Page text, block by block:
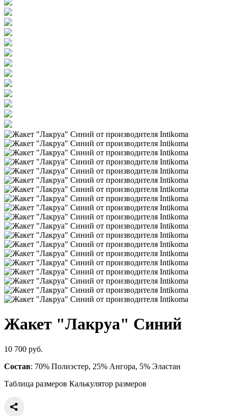
Жакет "Лакруа" Синий
10 700 руб.
Состав: 70% Полиэстер, 25% Ангора, 5% Эластан
Таблица размеров Калькулятор размеров